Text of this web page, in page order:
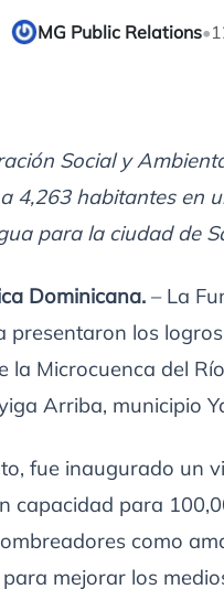
MG Public Relations•
Social y
4,263 habitantes en
para la ciudad de
Dominicana. – La
presentaron los
la Microcuenca del
Arriba, municipio
fue inaugurado un
capacidad para
como
mejorar los